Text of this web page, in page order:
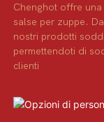
Chenghot offre
salse per zuppe.
nostri prodotti
permettendoti di
clienti